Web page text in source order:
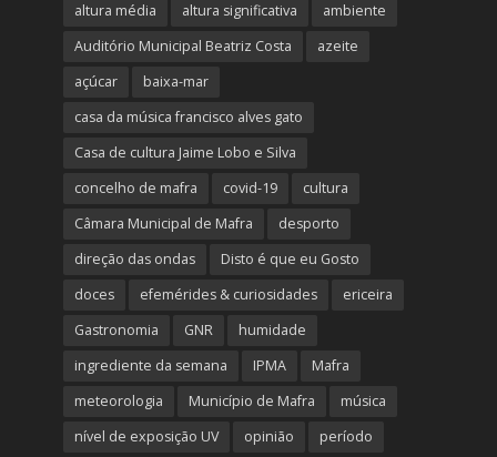
altura média altura significativa
ambiente
Auditório Municipal Beatriz Costa
azeite
açúcar
baixa-mar
casa da música francisco alves gato
Casa de cultura Jaime Lobo e Silva
concelho de mafra
covid-19
cultura
Câmara Municipal de Mafra
desporto
direção das ondas
Disto é que eu Gosto
doces
efemérides & curiosidades
ericeira
Gastronomia
GNR
humidade
ingrediente da semana
IPMA
Mafra
meteorologia
Município de Mafra
música
nível de exposição UV
opinião
período